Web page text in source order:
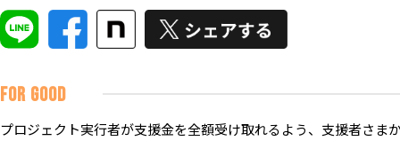
FOR GOOD
プロジェクト実行者が支援金を全額受け取れるよう、支援者さま